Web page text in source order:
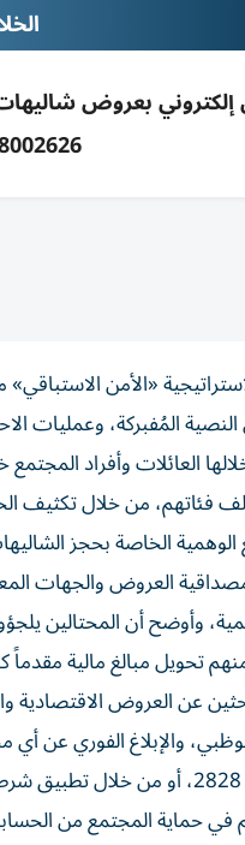
بعروض
8002626 أو
«الأمن
المُفبركة، وعمليات
العائلات وأفراد
فئاتهم، من خلال تكثيف
الوهمية الخاصة بحجز
العروض والجهات
وأوضح أن المحتالين
تحويل مبالغ مالية
عن العروض الاقتصادية
والإبلاغ الفوري عن
حماية المجتمع من